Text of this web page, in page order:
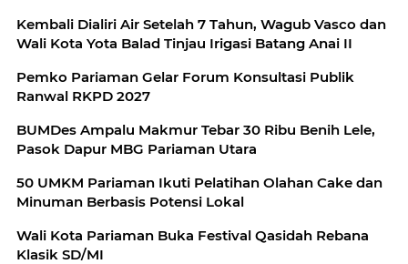
Kembali Dialiri Air Setelah 7 Tahun, Wagub Vasco dan
Wali Kota Yota Balad Tinjau Irigasi Batang Anai II
Pemko Pariaman Gelar Forum Konsultasi Publik
Ranwal RKPD 2027
BUMDes Ampalu Makmur Tebar 30 Ribu Benih Lele,
Pasok Dapur MBG Pariaman Utara
50 UMKM Pariaman Ikuti Pelatihan Olahan Cake dan
Minuman Berbasis Potensi Lokal
Wali Kota Pariaman Buka Festival Qasidah Rebana
Klasik SD/MI